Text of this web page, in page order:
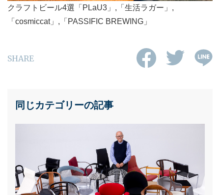
クラフトビール4選「PLaU3」,「生活ラガー」,
「cosmiccat」,「PASSIFIC BREWING」
SHARE
同じカテゴリーの記事